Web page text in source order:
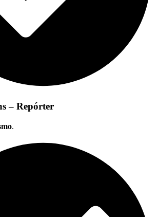
– Repórter
.